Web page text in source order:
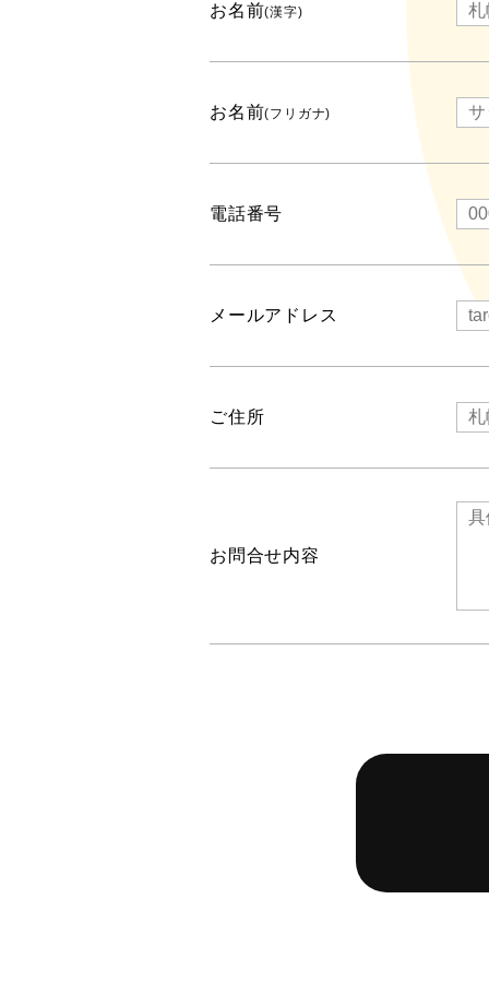
お名前(漢字)
お名前(フリガナ)
電話番号
メールアドレス
ご住所
お問合せ内容